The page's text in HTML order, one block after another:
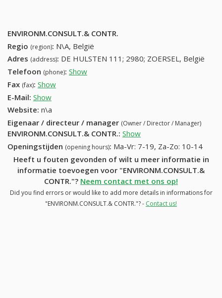
ENVIRONM.CONSULT.& CONTR.
Regio (region): N\A, België
Adres (address): DE HULSTEN 111; 2980; ZOERSEL, België
Telefoon (phone): Show
Fax (fax): Show
E-Mail: Show
Website: n\a
Eigenaar / directeur / manager (Owner / Director / Manager)
ENVIRONM.CONSULT.& CONTR.: Show
Openingstijden (opening hours): Ma-Vr: 7-19, Za-Zo: 10-14
Heeft u fouten gevonden of wilt u meer informatie in
informatie toevoegen voor "ENVIRONM.CONSULT.&
CONTR."? Neem contact met ons op!
Did you find errors or would like to add more details in informations for
"ENVIRONM.CONSULT.& CONTR."? - Contact us!